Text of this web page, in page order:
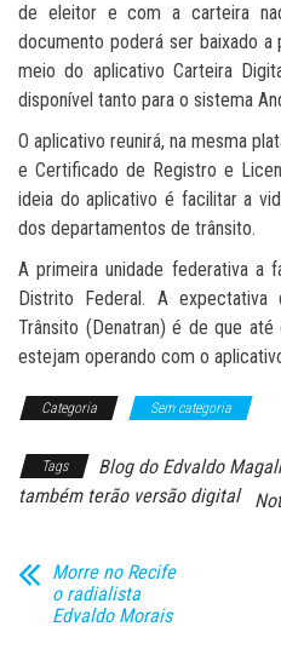
de eleitor e com a carteira
documento poderá ser baixado
meio do aplicativo Carteira
disponível tanto para o sistema
O aplicativo reunirá, na mesma
e Certificado de Registro e
ideia do aplicativo é facilitar a
dos departamentos de trânsito.
A primeira unidade federativa a
Distrito Federal. A expectativa
Trânsito (Denatran) é de que
estejam operando com o
Categoria Sem categoria
Tags Blog do Edvaldo
também terão versão digital
Morre no Recife
o radialista
Edvaldo Morais